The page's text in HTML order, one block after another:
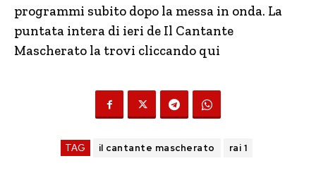
programmi subito dopo la messa in onda. La
puntata intera di ieri de Il Cantante
Mascherato la trovi cliccando qui
TAG il cantante mascherato rai 1